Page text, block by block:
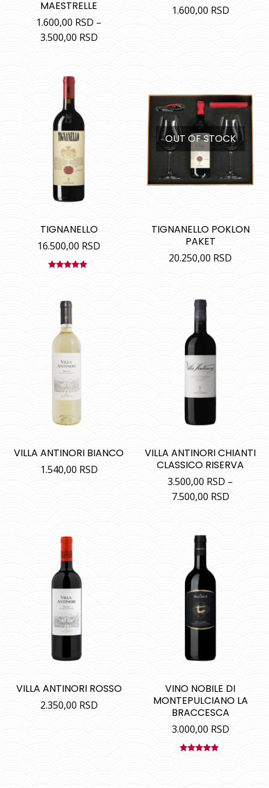
MAESTRELLE
1.600,00 RSD –
3.500,00 RSD
1.600,00 RSD
TIGNANELLO
16.500,00 RSD
OUT OF STOCK
TIGNANELLO POKLON
PAKET
20.250,00 RSD
VILLA ANTINORI BIANCO
1.540,00 RSD
VILLA ANTINORI CHIANTI
CLASSICO RISERVA
3.500,00 RSD –
7.500,00 RSD
VILLA ANTINORI ROSSO
2.350,00 RSD
VINO NOBILE DI
MONTEPULCIANO LA
BRACCESCA
3.000,00 RSD